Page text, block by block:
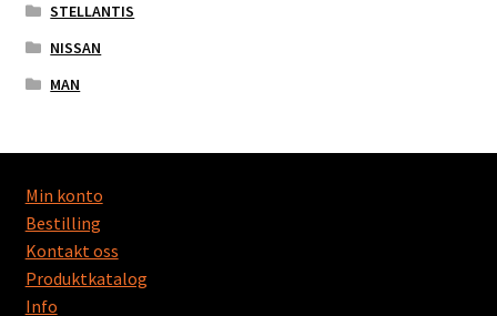
STELLANTIS
NISSAN
MAN
Min konto
Bestilling
Kontakt oss
Produktkatalog
Info